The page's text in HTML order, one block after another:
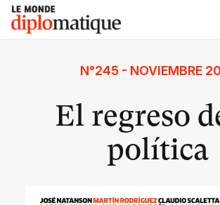
Skip
content
Le monde diplomatique
N°245 - NOVIEMBRE
El regreso
política